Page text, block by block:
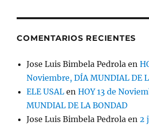
COMENTARIOS RECIENTES
Jose Luis Bimbela Pedrola en
Noviembre, DÍA MUNDIAL DE
ELE USAL enHOY 13 de
MUNDIAL DE LA BONDAD
Jose Luis Bimbela Pedrola en2